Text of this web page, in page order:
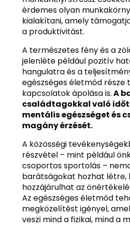
érdemes olyan
kialakítani, amely
a produktivitást.
A természetes fény és a
jelenléte például pozitív
hangulatra és a
egészséges életmód része
kapcsolatok ápolása is.A
családtagokkal való
mentális egészséget és
magány érzését.
A közösségi
részvétel – mint például
csoportos sportolás –
barátságokat hozhat létre,
hozzájárulhat az
Az egészséges életmód
megközelítést igényel,
veszi mind a fizikai, mind a